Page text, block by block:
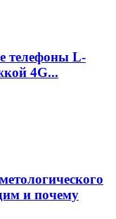
телефоны L-
4G...
и почему